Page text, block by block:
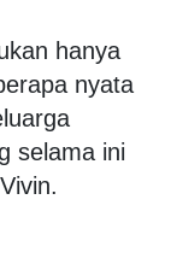
hanya
nyata
selama ini